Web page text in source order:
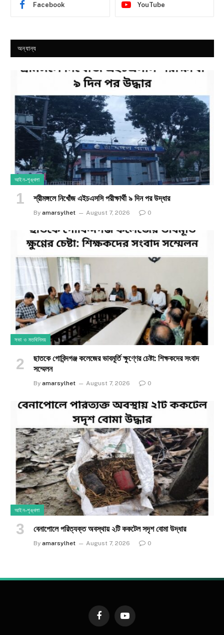
Facebook YouTube
অন্যান্য
আইন-শৃঙ্খলা
শ্রীমঙ্গলে নিখোঁজ এইচএসসি পরীক্ষার্থী ৯ দিন পর উদ্ধার
By amarsylhet August 7, 2026 0
সভা ও মতবিনিময়
ছাতকে গোবিন্দগঞ্জ কলেজের ভাবমূর্তি ক্ষুণ্ণের চেষ্টা: শিক্ষকদের সংবাদ
সম্মেলন
By amarsylhet August 7, 2026 0
আইন-শৃঙ্খলা
​বেনাপোলে পরিত্যক্ত অবস্থায় ২টি ককটেল সদৃশ বোমা উদ্ধার
By amarsylhet August 7, 2026 0
FacebookYouTube